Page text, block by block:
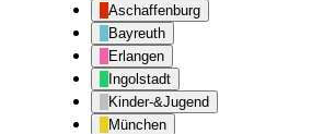
Aschaffenburg
Bayreuth
Erlangen
Ingolstadt
Kinder-&Jugend
München